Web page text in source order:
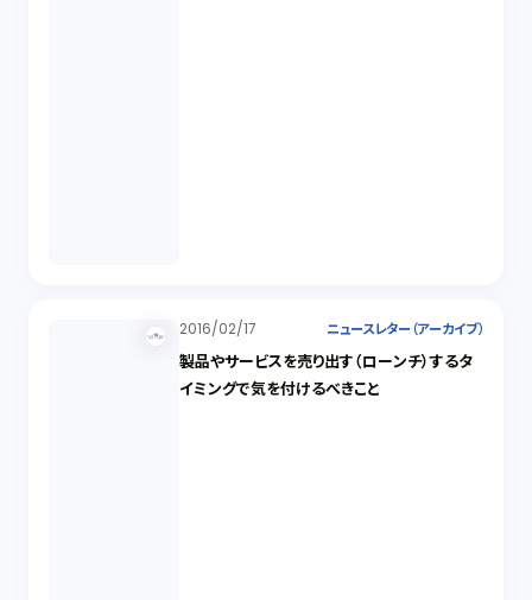
2016/02/17 ニュースレター（アーカイブ）
製品やサービスを売り出す（ローンチ）するタ
イミングで気を付けるべきこと